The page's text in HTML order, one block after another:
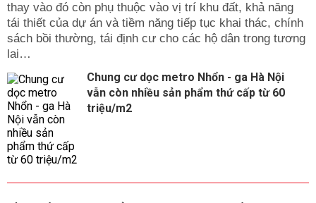
thay vào đó còn phụ thuộc vào vị trí khu đất, khả năng
tái thiết của dự án và tiềm năng tiếp tục khai thác, chính
sách bồi thường, tái định cư cho các hộ dân trong tương
lai…
Chung cư dọc metro Nhổn - ga Hà Nội
vẫn còn nhiều sản phẩm thứ cấp từ 60
triệu/m2